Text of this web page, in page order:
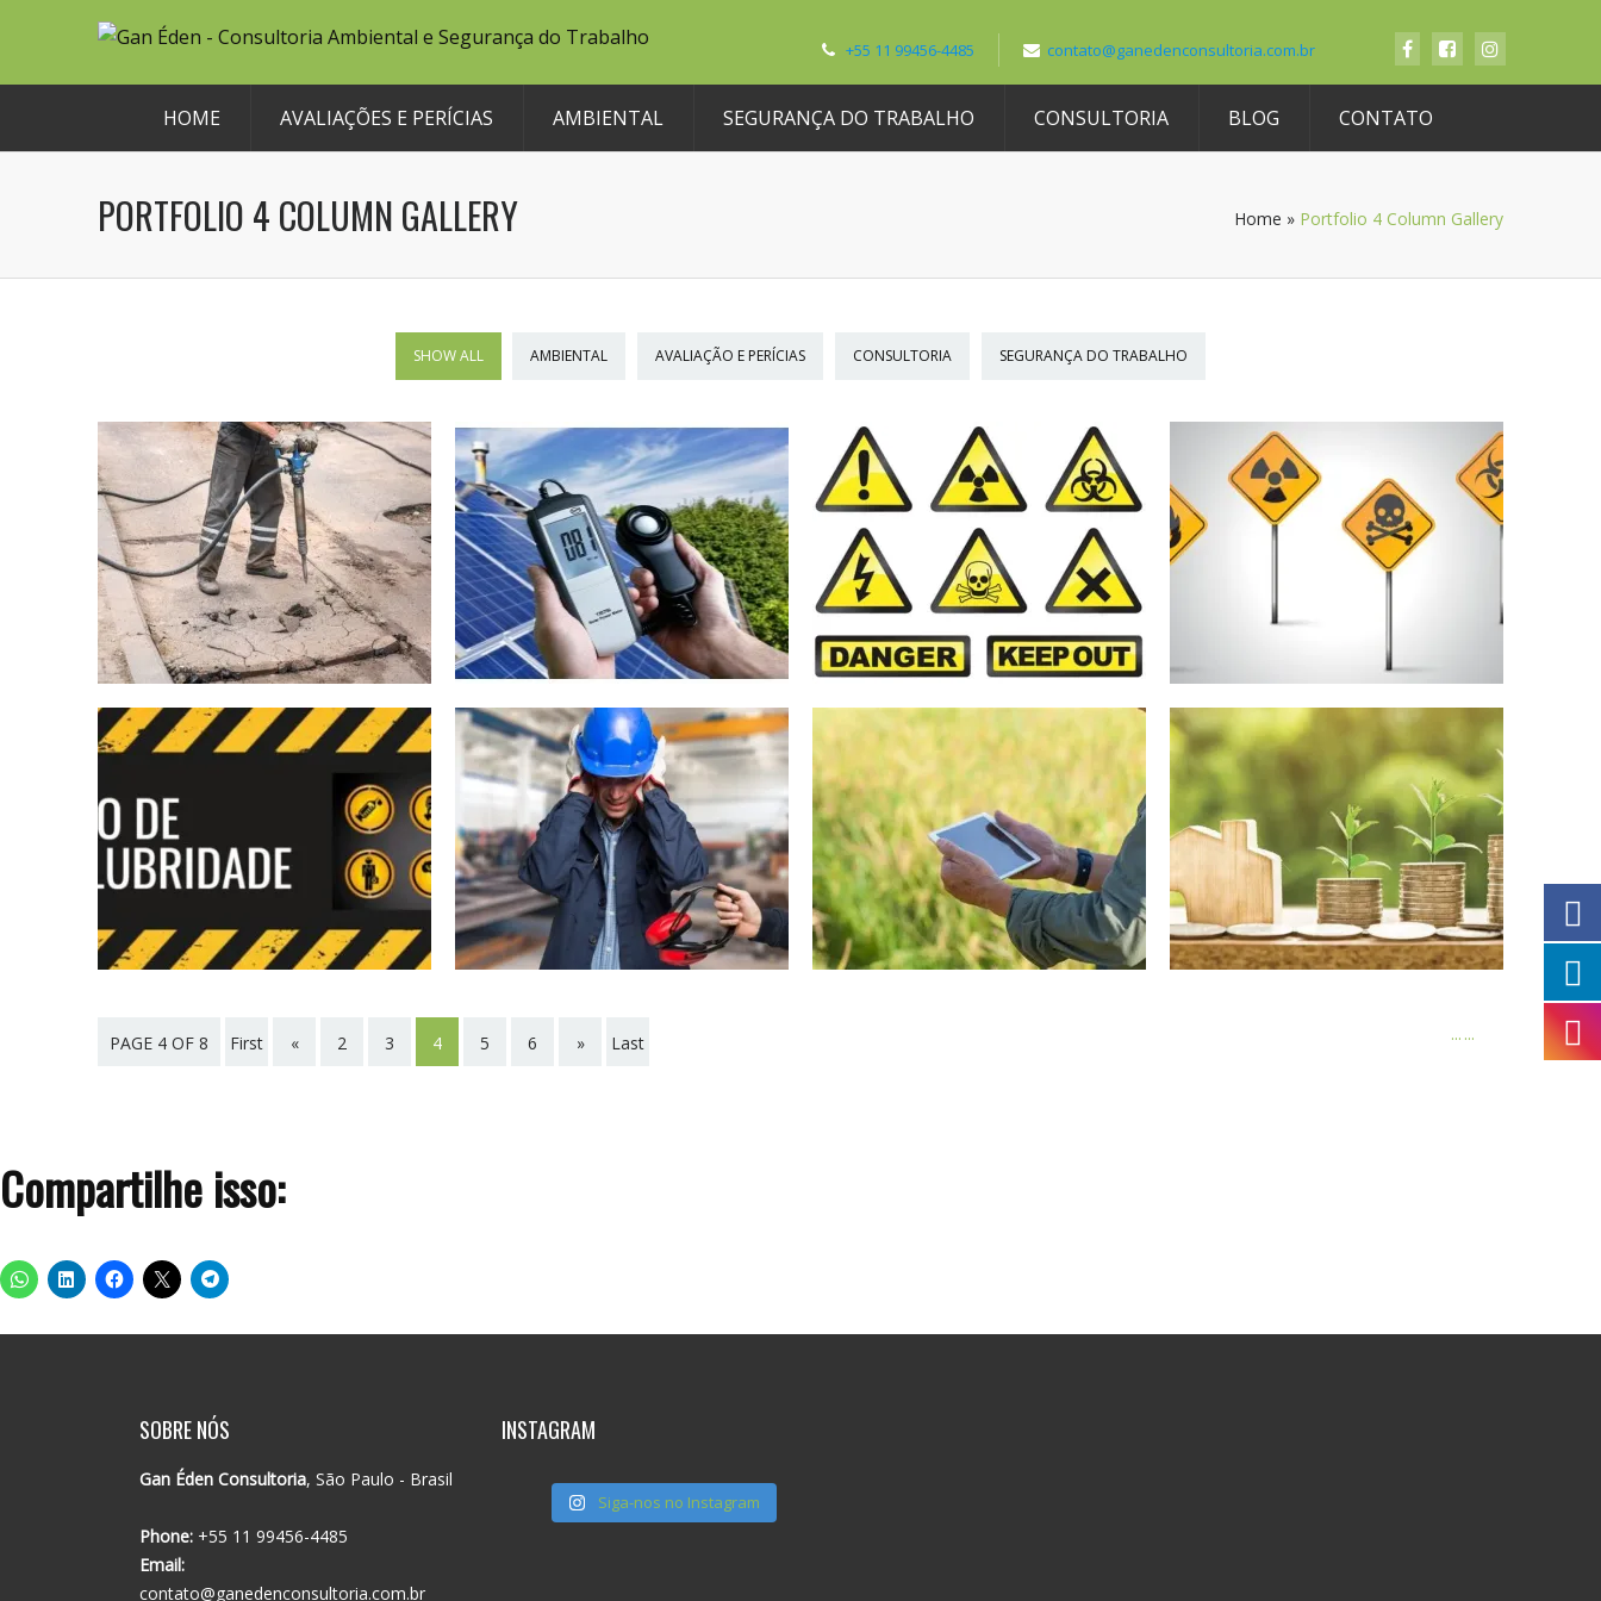
+55 11 99456-4485 contato@ganedenconsultoria.com.br
HOME AVALIAÇÕES E PERÍCIAS AMBIENTAL SEGURANÇA DO TRABALHO CONSULTORIA BLOG CONTATO
PORTFOLIO 4 COLUMN GALLERY Home » Portfolio 4 Column Gallery
SHOW ALL AMBIENTAL AVALIAÇÃO E PERÍCIAS CONSULTORIA SEGURANÇA DO TRABALHO
PAGE 4 OF 8
First
...
« 2 3 4 5 6 » ...
Last
Compartilhe isso:
SOBRE NÓS
Gan Éden Consultoria, São Paulo - Brasil
Phone: +55 11 99456-4485
Email:
contato@ganedenconsultoria.com.br
INSTAGRAM
Siga-nos no Instagram